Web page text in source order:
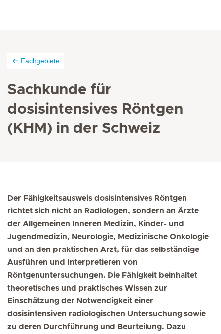
Fachgebiete
Sachkunde für
dosisintensives Röntgen
(KHM) in der Schweiz
Der Fähigkeitsausweis dosisintensives Röntgen
richtet sich nicht an Radiologen, sondern an Ärzte
der Allgemeinen Inneren Medizin, Kinder- und
Jugendmedizin, Neurologie, Medizinische Onkologie
und an den praktischen Arzt, für das selbständige
Ausführen und Interpretieren von
Röntgenuntersuchungen. Die Fähigkeit beinhaltet
theoretisches und praktisches Wissen zur
Einschätzung der Notwendigkeit einer
dosisintensiven radiologischen Untersuchung sowie
zu deren Durchführung und Beurteilung. Dazu